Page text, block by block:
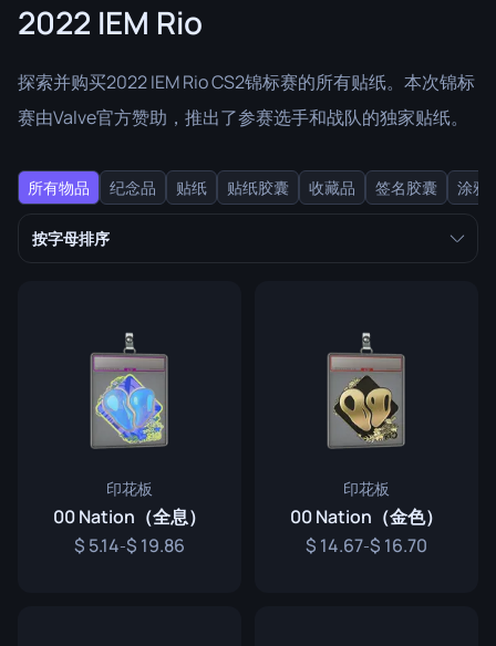
2022 IEM Rio
探索并购买2022 IEM Rio CS2锦标赛的所有贴纸。本次锦标
赛由Valve官方赞助，推出了参赛选手和战队的独家贴纸。
所有物品 纪念品 贴纸 贴纸胶囊 收藏品 签名胶囊 涂鸦
按字母排序
印花板
00 Nation（全息）
5.14- 19.86
印花板
00 Nation（金色）
14.67- 16.70